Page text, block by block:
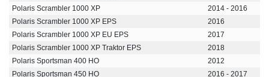
Polaris Scrambler 1000 XP
2014 - 2016
Polaris Scrambler 1000 XP EPS
2016
Polaris Scrambler 1000 XP EU EPS
2017
Polaris Scrambler 1000 XP Traktor EPS
2018
Polaris Sportsman 400 HO
2012
Polaris Sportsman 450 HO
2016 - 2017